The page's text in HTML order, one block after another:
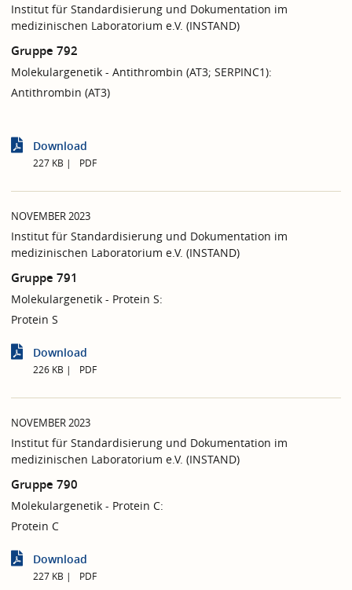
Institut für Standardisierung und Dokumentation im
medizinischen Laboratorium e.V. (INSTAND)
Gruppe 792
Molekulargenetik - Antithrombin (AT3; SERPINC1):
Antithrombin (AT3)
Download
227 KB PDF
NOVEMBER 2023
Institut für Standardisierung und Dokumentation im
medizinischen Laboratorium e.V. (INSTAND)
Gruppe 791
Molekulargenetik - Protein S:
Protein S
Download
226 KB PDF
NOVEMBER 2023
Institut für Standardisierung und Dokumentation im
medizinischen Laboratorium e.V. (INSTAND)
Gruppe 790
Molekulargenetik - Protein C:
Protein C
Download
227 KB PDF